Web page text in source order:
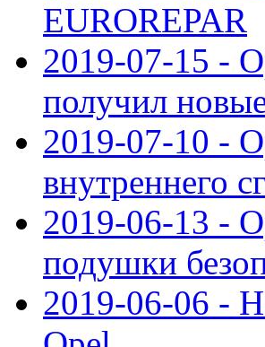
EUROREPAR
2019-07-15 -
получил
2019-07-10 -
внутреннего
2019-06-13 -
подушки
2019-06-06 -